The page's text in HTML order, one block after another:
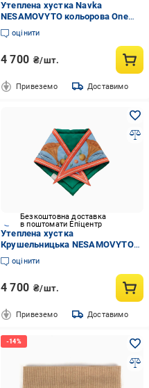
Утеплена хустка Navka
NESAMOVYTO кольорова One
size
оцінити
4 700 ₴/шт.
Привеземо Доставимо
Безкоштовна доставка
в поштомати Епіцентр
Утеплена хустка
Крушельницька NESAMOVYTO
принт One size
оцінити
4 700 ₴/шт.
Привеземо Доставимо